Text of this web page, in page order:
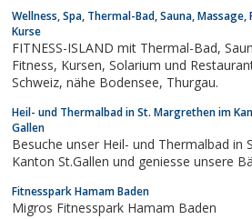
Wellness, Spa, Thermal-Bad, Sauna, Massage,
Kurse
FITNESS-ISLAND mit Thermal-Bad, Sauna, Massage, Kosmetik,
Fitness, Kursen, Solarium und Restaurants bei Wil, St.Gallen, Ost-
Schweiz, nähe Bodensee, Thurgau.
Heil- und Thermalbad in St. Margrethen im
Gallen
Besuche unser Heil- und Thermalbad in
Kanton St.Gallen und geniesse unsere
Fitnesspark Hamam Baden
Migros Fitnesspark Hamam Baden